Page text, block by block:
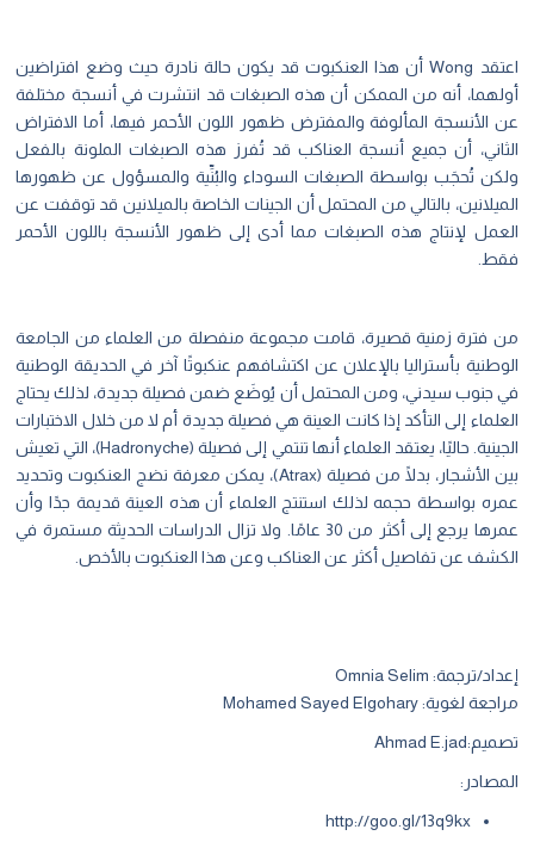
اعتقد Wong أن هذا العنكبوت قد يكون حالة نادرة حيث وضع افتراضين
أولهما، أنه من الممكن أن هذه الصبغات قد انتشرت في أنسجة مختلفة
عن الأنسجة المألوفة والمفترض ظهور اللون الأحمر فيها، أما الافتراض
الثاني، أن جميع أنسجة العناكب قد تُفرز هذه الصبغات الملونة بالفعل
ولكن تُحجَب بواسطة الصبغات السوداء والبُنِّية والمسؤول عن ظهورها
الميلانين، بالتالي من المحتمل أن الجينات الخاصة بالميلانين قد توقفت عن
العمل لإنتاج هذه الصبغات مما أدى إلى ظهور الأنسجة باللون الأحمر
فقط.
من فترة زمنية قصيرة، قامت مجموعة منفصلة من العلماء من الجامعة
الوطنية بأستراليا بالإعلان عن اكتشافهم عنكبوتًا آخر في الحديقة الوطنية
في جنوب سيدني، ومن المحتمل أن يُوضَع ضمن فصيلة جديدة، لذلك يحتاج
العلماء إلى التأكد إذا كانت العينة هي فصيلة جديدة أم لا من خلال الاختبارات
الجينية. حاليًا، يعتقد العلماء أنها تنتمي إلى فصيلة (Hadronyche)، التي تعيش
بين الأشجار، بدلًا من فصيلة (Atrax)، يمكن معرفة نضج العنكبوت وتحديد
عمره بواسطة حجمه لذلك استنتج العلماء أن هذه العينة قديمة جدًا وأن
عمرها يرجع إلى أكثر من 30 عامًا. ولا تزال الدراسات الحديثة مستمرة في
الكشف عن تفاصيل أكثر عن العناكب وعن هذا العنكبوت بالأخص.
إعداد/ترجمة: Omnia Selim
مراجعة لغوية: Mohamed Sayed Elgohary
تصميم:Ahmad E.jad
المصادر:
http://goo.gl/13q9kx